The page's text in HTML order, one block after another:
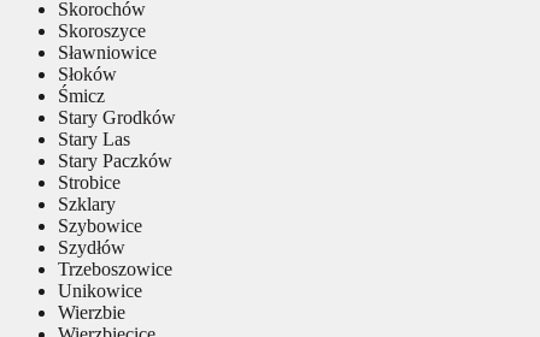
Skorochów
Skoroszyce
Sławniowice
Słoków
Śmicz
Stary Grodków
Stary Las
Stary Paczków
Strobice
Szklary
Szybowice
Szydłów
Trzeboszowice
Unikowice
Wierzbie